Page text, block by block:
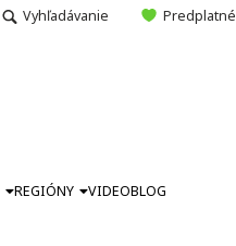
Vyhľadávanie Predplatné
REGIÓNY VIDEOBLOG